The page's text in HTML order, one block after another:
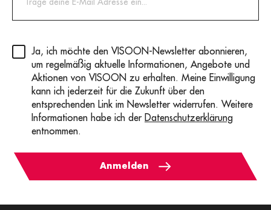
Privacy(erforderlich)
Ja, ich möchte den VISOON-Newsletter abonnieren,
um regelmäßig aktuelle Informationen, Angebote und
Aktionen von VISOON zu erhalten. Meine Einwilligung
kann ich jederzeit für die Zukunft über den
entsprechenden Link im Newsletter widerrufen. Weitere
Informationen habe ich der Datenschutzerklärung
entnommen.
Anmelden